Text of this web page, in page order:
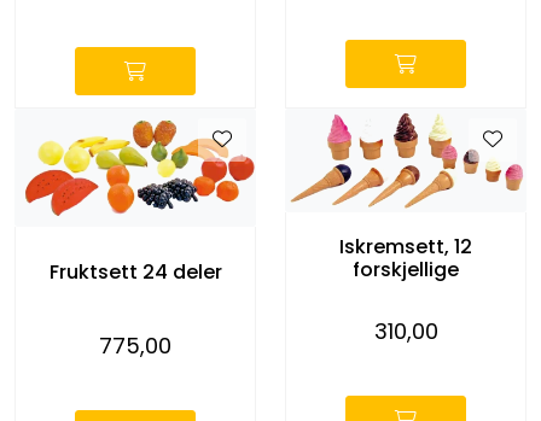
Fruktsett 24 deler
775,00
Iskremsett, 12
forskjellige
310,00